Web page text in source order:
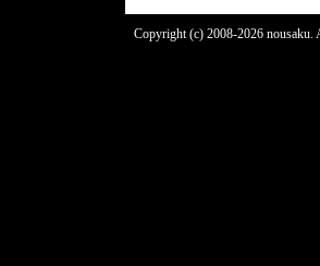
Copyright (c) 2008-2026 nousaku.